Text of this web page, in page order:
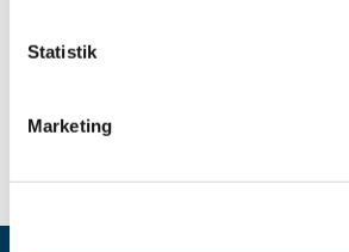
Statistik
Marketing
2018 (40)
2016 (30)